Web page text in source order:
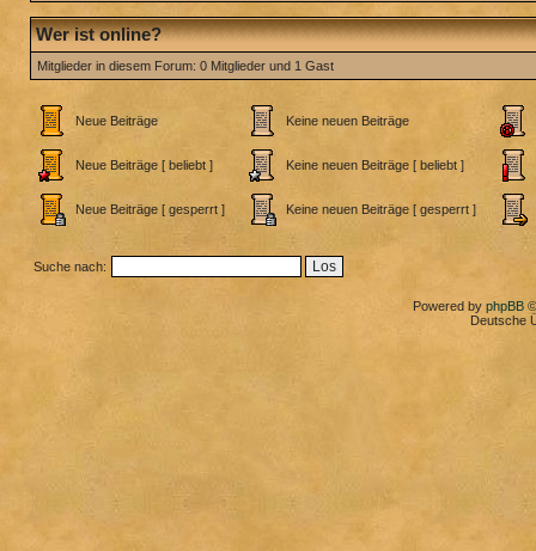
Wer ist online?
Mitglieder in diesem Forum: 0 Mitglieder und 1 Gast
Neue Beiträge Keine neuen Beiträge
Neue Beiträge [ beliebt ] Keine neuen Beiträge [ beliebt ]
Neue Beiträge [ gesperrt ] Keine neuen Beiträge [ gesperrt ]
Suche nach:
Powered by phpBB
Deutsche